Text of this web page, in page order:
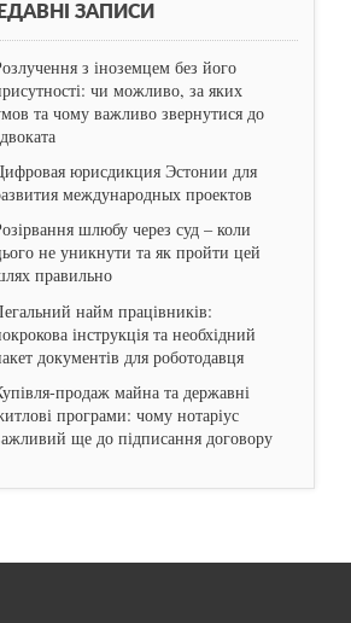
ЗАПИСИ
з іноземцем без його
чи можливо, за яких
та чому важливо звернутися до
юрисдикция Эстонии для
международных проектов
шлюбу через суд – коли
не уникнути та як пройти цей
правильно
найм працівників:
інструкція та необхідний
документів для роботодавця
продаж майна та державні
програми: чому нотаріус
ще до підписання договору